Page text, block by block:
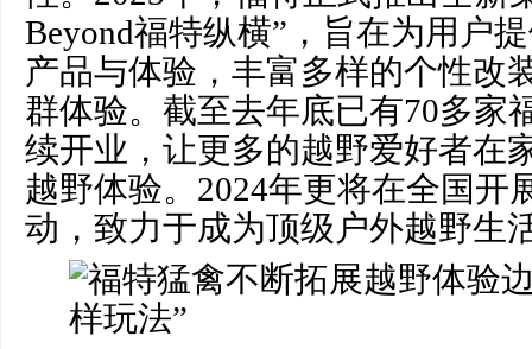
Beyond福特纵横”，旨在为用户
产品与体验，丰富多样的个性改
群体验。截至去年底已有70多家
续开业，让更多的越野爱好者在
越野体验。2024年更将在全国开
动，致力于成为顶级户外越野生